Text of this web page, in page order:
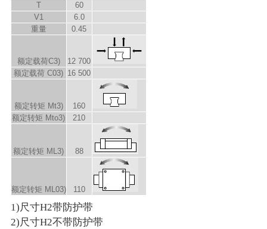
T
60
V1
6.0
重量
0.45
额定载荷C3)
12 700
额定载荷 C03) 16 500
额定转矩 Mt3)
160
额定转矩 Mto3) 210
额定转矩 M L3) 88
额定转矩 M L03) 110
1)尺寸H2带防护带
2)尺寸H2不带防护带